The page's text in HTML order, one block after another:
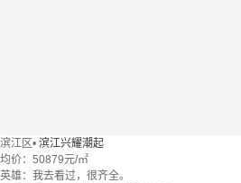
滨江区• 滨江兴耀潮起
均价： 50879元/㎡
英雄：我去看过，很齐全。